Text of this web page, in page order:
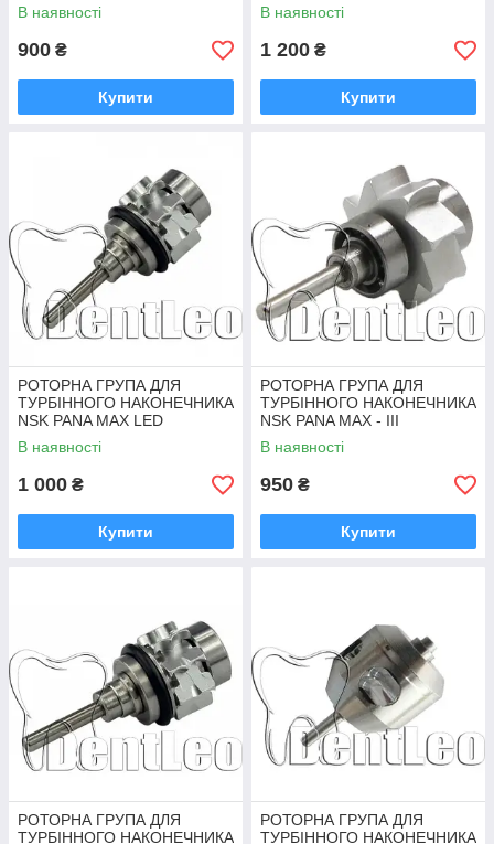
В наявності
900 ₴
Купити
В наявності
1 200 ₴
Купити
РОТОРНА ГРУПА ДЛЯ
ТУРБІННОГО НАКОНЕЧНИКА
NSK PANA MAX LED
В наявності
1 000 ₴
Купити
РОТОРНА ГРУПА ДЛЯ
ТУРБІННОГО НАКОНЕЧНИКА
NSK PANA MAX - III
В наявності
950 ₴
Купити
РОТОРНА ГРУПА ДЛЯ
ТУРБІННОГО НАКОНЕЧНИКА
РОТОРНА ГРУПА ДЛЯ
ТУРБІННОГО НАКОНЕЧНИКА